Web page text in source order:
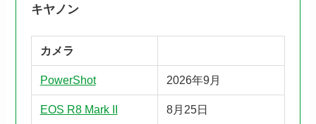
キヤノン
カメラ
PowerShot 2026年9月
EOS R8 Mark II 8月25日